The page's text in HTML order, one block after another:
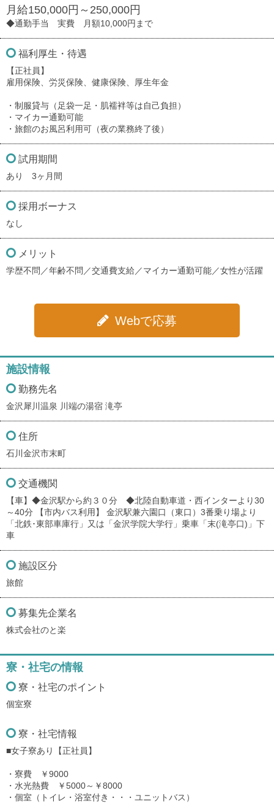
月給150,000円～250,000円
◆通勤手当 実費 月額10,000円まで
福利厚生・待遇
【正社員】
雇用保険、労災保険、健康保険、厚生年金
・制服貸与（足袋一足・肌襦袢等は自己負担）
・マイカー通勤可能
・旅館のお風呂利用可（夜の業務終了後）
試用期間
あり 3ヶ月間
採用ボーナス
なし
メリット
学歴不問／年齢不問／交通費支給／マイカー通勤可能／女性が活躍
Webで応募
施設情報
勤務先名
金沢犀川温泉 川端の湯宿 滝亭
住所
石川金沢市末町
交通機関
【車】◆金沢駅から約３０分 ◆北陸自動車道・西インターより30
～40分 【市内バス利用】 金沢駅兼六園口（東口）3番乗り場より
「北鉄･東部車庫行」又は「金沢学院大学行」乗車「末(滝亭口)」下
車
施設区分
旅館
募集先企業名
株式会社のと楽
寮・社宅の情報
寮・社宅のポイント
個室寮
寮・社宅情報
■女子寮あり【正社員】
・寮費 ￥9000
・水光熱費 ￥5000～￥8000
・個室（トイレ・浴室付き・・・ユニットバス）